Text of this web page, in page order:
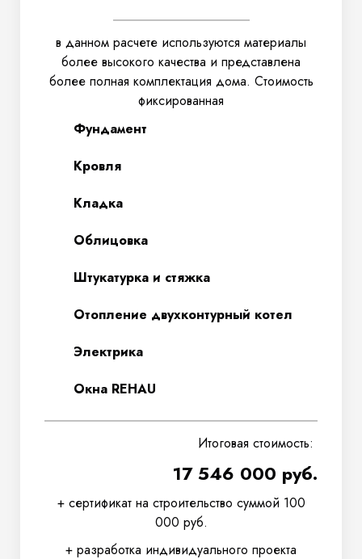
в данном расчете используются материалы
более высокого качества и представлена
более полная комплектация дома. Стоимость
фиксированная
Фундамент
Кровля
Кладка
Облицовка
Штукатурка и стяжка
Отопление двухконтурный котел
Электрика
Окна REHAU
Итоговая стоимость:
17 546 000 руб.
+ сертификат на строительство суммой 100
000 руб.
+ разработка индивидуального проекта